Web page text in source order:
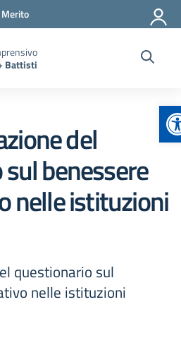
Battisti
del
benessere
nelle istituzioni
questionario sul
nelle istituzioni